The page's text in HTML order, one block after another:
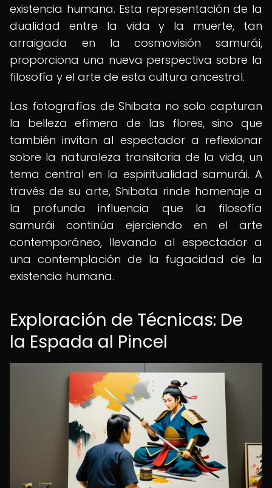
existencia humana. Esta representación de la
dualidad entre la vida y la muerte, tan
arraigada en la cosmovisión samurái,
proporciona una nueva perspectiva sobre la
filosofía y el arte de esta cultura ancestral.
Las fotografías de Shibata no solo capturan
la belleza efímera de las flores, sino que
también invitan al espectador a reflexionar
sobre la naturaleza transitoria de la vida, un
tema central en la espiritualidad samurái. A
través de su arte, Shibata rinde homenaje a
la profunda influencia que la filosofía
samurái continúa ejerciendo en el arte
contemporáneo, llevando al espectador a
una contemplación de la fugacidad de la
existencia humana.
Exploración de Técnicas: De
la Espada al Pincel